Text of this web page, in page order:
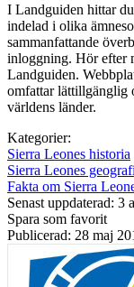
I Landguiden hittar
indelad i olika
sammanfattande
inloggning. Hör efter
Landguiden.
omfattar lättillgänglig
världens länder.
Kategorier:
Sierra Leones historia
Sierra Leones geografi
Fakta om Sierra
Senast uppdaterad: 3
Spara som favorit
Publicerad: 28 maj